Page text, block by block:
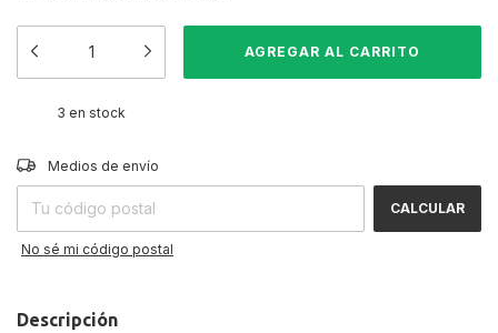
3 en stock
Entregas para el CP:
Medios de envío
CALCULAR
No sé mi código postal
Descripción